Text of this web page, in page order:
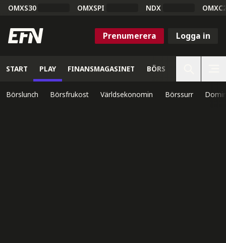
OMXS30 OMXSPI NDX
Prenumerera Logga in
START PLAY FINANSMAGASINET BÖRS
Börslunch Börsfrukost Världsekonomin Börssurr